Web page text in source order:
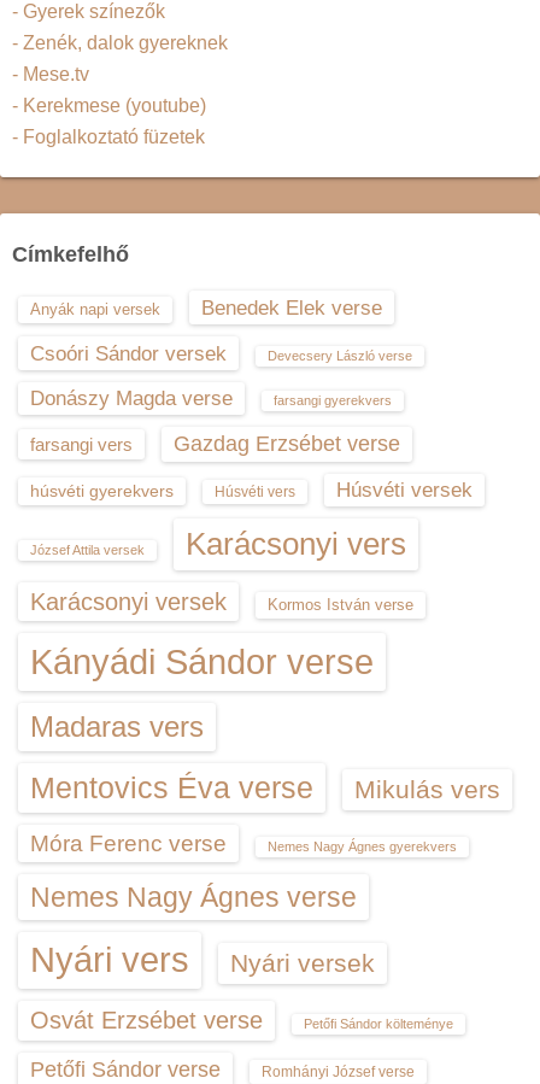
- Gyerek színezők
- Zenék, dalok gyereknek
- Mese.tv
- Kerekmese (youtube)
- Foglalkoztató füzetek
Címkefelhő
Anyák napi versek
Benedek Elek verse
Csoóri Sándor versek
Devecsery László verse
Donászy Magda verse farsangi gyerekvers
farsangi vers Gazdag Erzsébet verse
húsvéti gyerekvers Húsvéti vers Húsvéti versek
József Attila versek Karácsonyi vers
Karácsonyi versek Kormos István verse
Kányádi Sándor verse
Madaras vers
Mentovics Éva verse Mikulás vers
Móra Ferenc verse Nemes Nagy Ágnes gyerekvers
Nemes Nagy Ágnes verse
Nyári vers Nyári versek
Osvát Erzsébet verse Petőfi Sándor költeménye
Petőfi Sándor verse Romhányi József verse